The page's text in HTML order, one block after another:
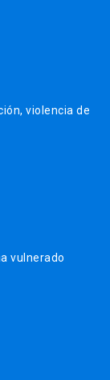
violencia de
vulnerado